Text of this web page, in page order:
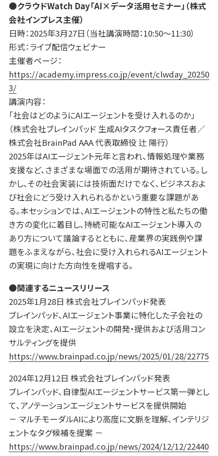
●クラウドWatch Day「AI×データ活用セミナー」（株式
会社インプレス主催）
日時：2025年3月27日（当社講演時間：10:50～11:30）
形式：ライブ配信ウェビナー
主催者ページ：
https://academy.impress.co.jp/event/clwday_20250
3/
講演内容：
「社会はどのようにAIエージェントを受け入れるのか」
（株式会社ブレインパッド 生成AIタスクフォース責任者／
株式会社BrainPad AAA 代表取締役 辻 陽行）
2025年はAIエージェント元年と言われ、情報処理や業務
支援など、さまざまな場面での活用が期待されている。し
かし、その社会実装には技術面だけでなく、ビジネスおよ
び社会にどう受け入れられるかという重要な課題があ
る。本セッションでは、AIエージェントの特性と私たちの働
き方の変化に着目し、持続可能なAIエージェント導入の
あり方について議論するとともに、産業界の実践例や課
題をふまえながら、社会に受け入れられるAIエージェント
の実現に向けた方向性を提唱する。
●関連するニュースリリース
2025年1月28日 株式会社ブレインパッド発表
ブレインパッド、AIエージェント事業に特化した子会社の
設立を決定、AIエージェントの開発・提供および活用コン
サルティングを提供
https://www.brainpad.co.jp/news/2025/01/28/22775
2024年12月12日 株式会社ブレインパッド発表
ブレインパッド、自律型AIエージェントサービス第一弾とし
て、アノテーションエージェントサービスを提供開始
－ マルチモーダルAIにより高度に文脈を理解、インテリジ
ェントなタグ候補を提案 －
https://www.brainpad.co.jp/news/2024/12/12/22440